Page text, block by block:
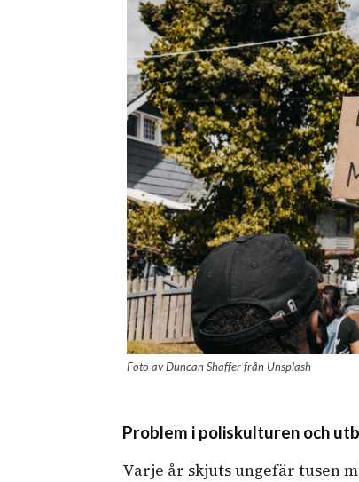
Foto av Duncan Shaffer från Unsplash
Problem i poliskulturen och
Varje år skjuts ungefär tusen